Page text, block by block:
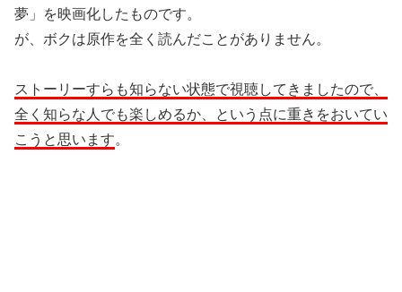
夢」を映画化したものです。
が、ボクは原作を全く読んだことがありません。
ストーリーすらも知らない状態で視聴してきましたので、
全く知らな人でも楽しめるか、という点に重きをおいてい
こうと思います。